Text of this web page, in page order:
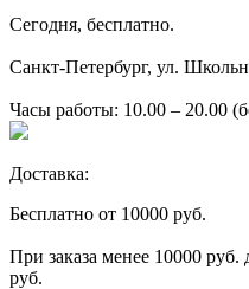
Сегодня, бесплатно.
Санкт-Петербург, ул.
Часы работы: 10.00 – 20.00
Доставка:
Бесплатно от 10000 руб.
При заказа менее 10000
руб.